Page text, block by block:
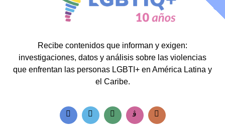
Recibe contenidos que informan y exigen:
investigaciones, datos y análisis sobre las violencias
que enfrentan las personas LGBTI+ en América Latina y
el Caribe.